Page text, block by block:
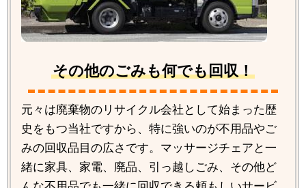
その他のごみも何でも回収！
元々は廃棄物のリサイクル会社として始まった歴
史をもつ当社ですから、特に強いのが不用品やご
みの回収品目の広さです。マッサージチェアと一
緒に家具、家電、廃品、引っ越しごみ、その他ど